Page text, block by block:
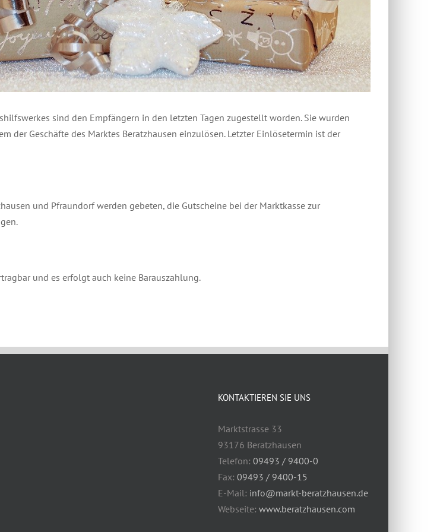
sind den Empfängern in den letzten Tagen zugestellt worden. Sie wurden
der Geschäfte des Marktes Beratzhausen einzulösen. Letzter Einlösetermin ist der
und Pfraundorf werden gebeten, die Gutscheine bei der Marktkasse zur
und es erfolgt auch keine Barauszahlung.
KONTAKTIEREN SIE UNS
Marktstrasse 33
93176 Beratzhausen
Telefon:09493 / 9400-0
Fax:09493 / 9400-15
E-Mail: info@markt-beratzhausen.de
Webseite:www.beratzhausen.com